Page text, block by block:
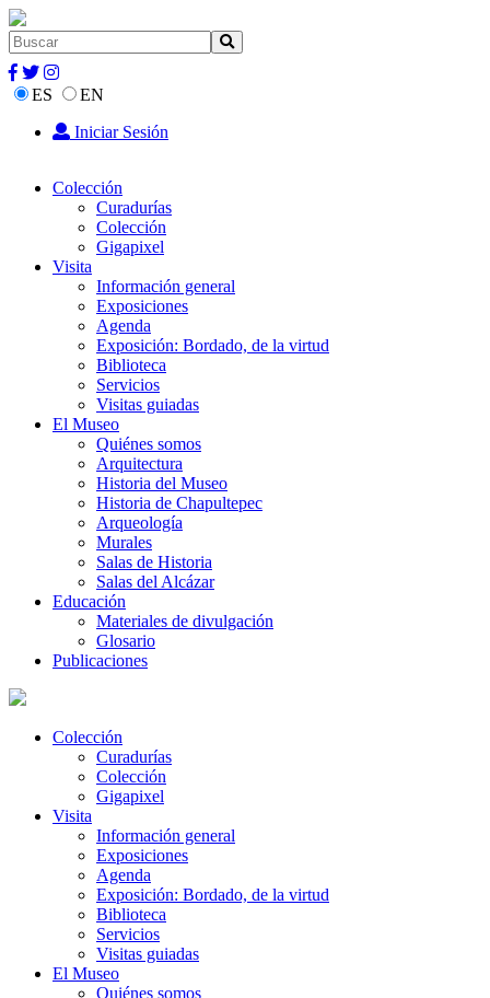
ES
EN
Iniciar Sesión
Colección
Curadurías
Colección
Gigapixel
Visita
Información general
Exposiciones
Agenda
Exposición: Bordado, de la virtud
Biblioteca
Servicios
Visitas guiadas
El Museo
Quiénes somos
Arquitectura
Historia del Museo
Historia de Chapultepec
Arqueología
Murales
Salas de Historia
Salas del Alcázar
Educación
Materiales de divulgación
Glosario
Publicaciones
Colección
Curadurías
Colección
Gigapixel
Visita
Información general
Exposiciones
Agenda
Exposición: Bordado, de la virtud
Biblioteca
Servicios
Visitas guiadas
El Museo
Quiénes somos